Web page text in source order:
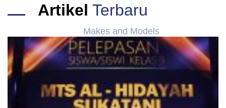
Artikel Terbaru
Makes and Models